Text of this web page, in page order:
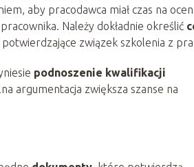
aby pracodawca miał czas na
Należy dokładnie określić
potwierdzające związek szkolenia z
podnoszenie kwalifikacji
argumentacja zwiększa szanse na